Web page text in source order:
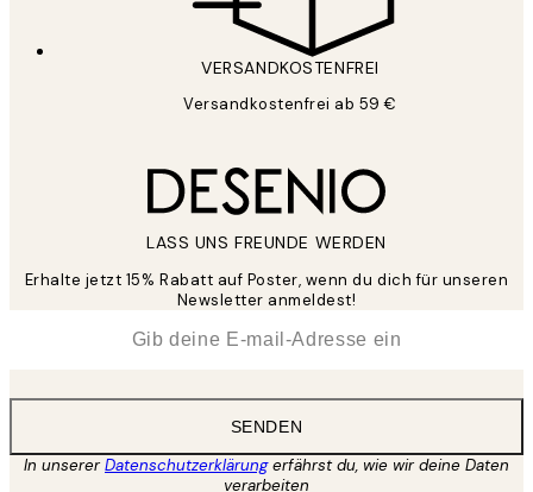
VERSANDKOSTENFREI
Versandkostenfrei ab 59 €
LASS UNS FREUNDE WERDEN
Erhalte jetzt 15% Rabatt auf Poster, wenn du dich für unseren
Newsletter anmeldest!
SENDEN
In unsererDatenschutzerklärungerfährst du, wie wir deine Daten
verarbeiten